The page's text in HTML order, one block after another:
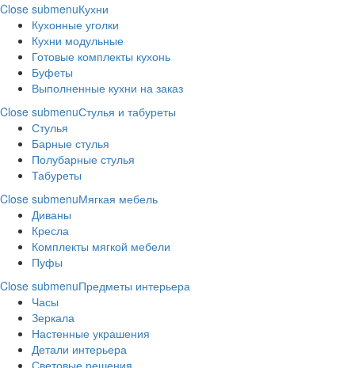
Close submenuКухни
Кухонные уголки
Кухни модульные
Готовые комплекты кухонь
Буфеты
Выполненные кухни на заказ
Close submenuСтулья и табуреты
Стулья
Барные стулья
Полубарные стулья
Табуреты
Close submenuМягкая мебель
Диваны
Кресла
Комплекты мягкой мебели
Пуфы
Close submenuПредметы интерьера
Часы
Зеркала
Настенные украшения
Детали интерьера
Световые решения